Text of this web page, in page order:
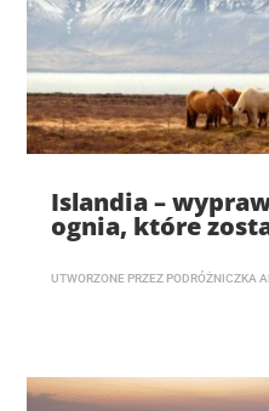
Islandia –
ognia, które
UTWORZONE PRZEZ PODRÓŻNICZKA